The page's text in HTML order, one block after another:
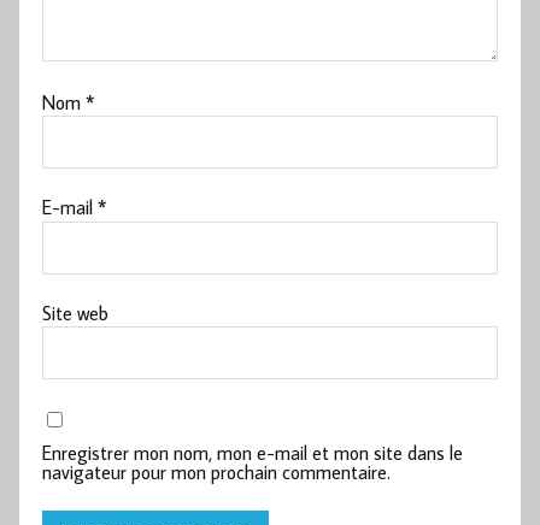
Nom*
E-mail*
Site web
Enregistrer mon nom, mon e-mail et mon site dans le
navigateur pour mon prochain commentaire.